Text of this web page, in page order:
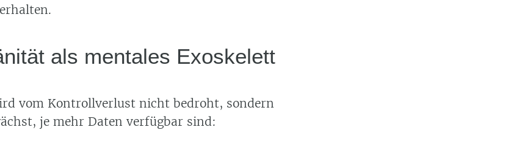
als mentales Exoskelett
vom Kontrollverlust nicht bedroht, sondern
je mehr Daten verfügbar sind: